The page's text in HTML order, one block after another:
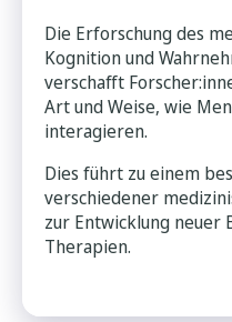
Die Erforschung des
Kognition und
verschafft
Art und Weise, wie
interagieren.
Dies führt zu einem
verschiedener
zur Entwicklung neuer
Therapien.